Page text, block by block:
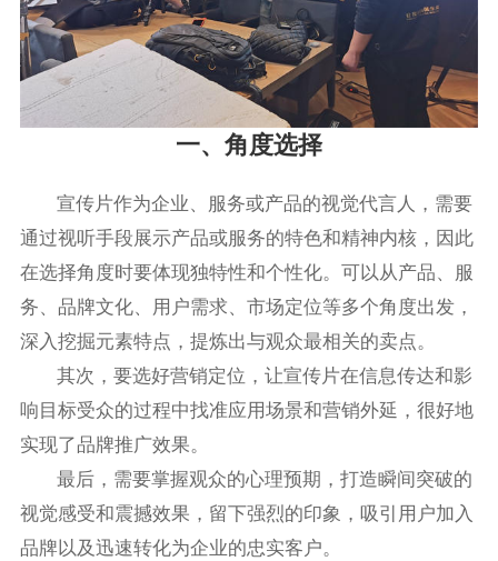
一、角度选择
宣传片作为企业、服务或产品的视觉代言人，需要
通过视听手段展示产品或服务的特色和精神内核，因此
在选择角度时要体现独特性和个性化。可以从产品、服
务、品牌文化、用户需求、市场定位等多个角度出发，
深入挖掘元素特点，提炼出与观众最相关的卖点。
其次，要选好营销定位，让宣传片在信息传达和影
响目标受众的过程中找准应用场景和营销外延，很好地
实现了品牌推广效果。
最后，需要掌握观众的心理预期，打造瞬间突破的
视觉感受和震撼效果，留下强烈的印象，吸引用户加入
品牌以及迅速转化为企业的忠实客户。